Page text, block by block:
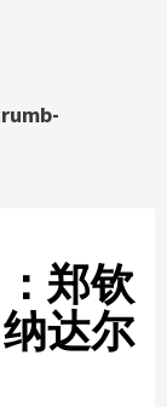
郑钦
达尔